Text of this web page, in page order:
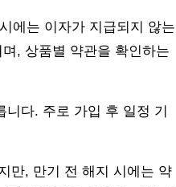
에는 이자가 지급되지 않는
, 상품별 약관을 확인하는
다. 주로 가입 후 일정 기
만, 만기 전 해지 시에는 약